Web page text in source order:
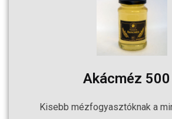
Akácméz
Kisebb mézfogyasztóknak a